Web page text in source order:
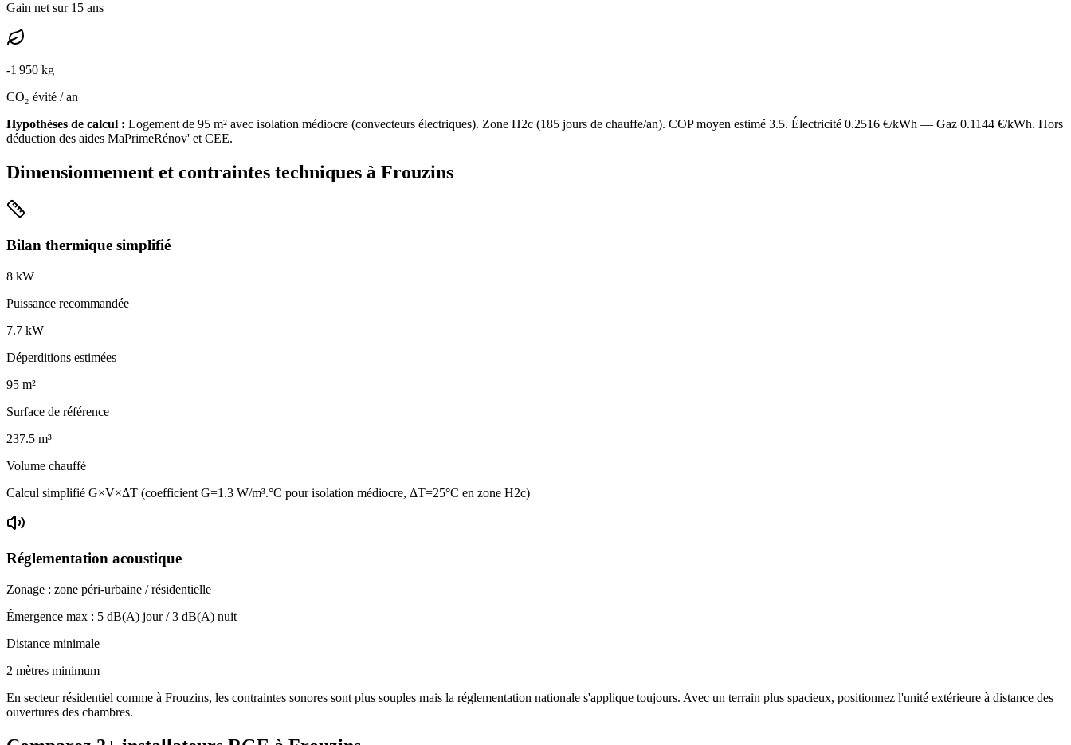
Gain net sur 15 ans
-1 950 kg
CO₂ évité / an
Hypothèses de calcul : Logement de 95 m² avec isolation médiocre (convecteurs électriques). Zone H2c (185 jours de chauffe/an). COP moyen estimé 3.5. Électricité 0.2516 €/kWh — Gaz 0.1144 €/kWh. Hors
déduction des aides MaPrimeRénov' et CEE.
Dimensionnement et contraintes techniques à Frouzins
Bilan thermique simplifié
8 kW
Puissance recommandée
7.7 kW
Déperditions estimées
95 m²
Surface de référence
237.5 m³
Volume chauffé
Calcul simplifié G×V×ΔT (coefficient G=1.3 W/m³.°C pour isolation médiocre, ΔT=25°C en zone H2c)
Réglementation acoustique
Zonage : zone péri-urbaine / résidentielle
Émergence max : 5 dB(A) jour /3 dB(A) nuit
Distance minimale
2 mètres minimum
En secteur résidentiel comme à Frouzins, les contraintes sonores sont plus souples mais la réglementation nationale s'applique toujours. Avec un terrain plus spacieux, positionnez l'unité extérieure à distance des
ouvertures des chambres.